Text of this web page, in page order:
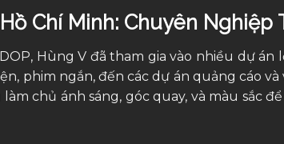
Hồ Chí Minh: Chuyên
Hùng V đã tham gia vào nhiều dự
phim ngắn, đến các dự án quảng cáo
làm chủ ánh sáng, góc quay, và màu sắc